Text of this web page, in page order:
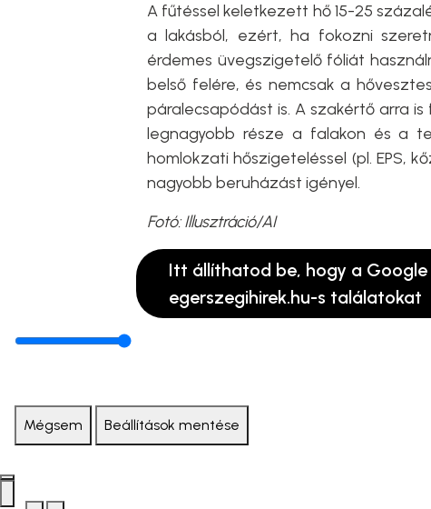
A fűtéssel keletkezett hő 15-25
a lakásból, ezért, ha fokozni
érdemes üvegszigetelő fóliát
belső felére, és nemcsak a
páralecsapódást is. A szakértő arra
legnagyobb része a falakon és a
homlokzati hőszigeteléssel (pl. EPS,
nagyobb beruházást igényel.
Fotó: Illusztráció/AI
Itt állíthatod be, hogy a Google
egerszegihirek.hu-s találatokat
Mégsem Beállítások mentése